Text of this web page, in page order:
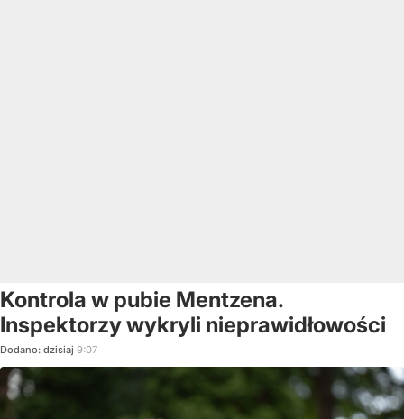
Kontrola w pubie Mentzena.
Inspektorzy wykryli nieprawidłowości
Dodano: dzisiaj 9:07